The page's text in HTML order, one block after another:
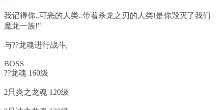
我记得你..可恶的人类..带着杀龙之刃的人类!是你毁灭了我们
魔龙一族!"
与??龙魂进行战斗,
BOSS
??龙魂 160级
2只炎之龙魂 120级